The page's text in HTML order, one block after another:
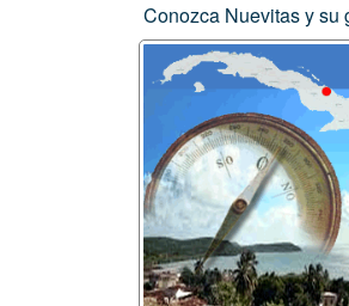
Conozca Nuevitas y su